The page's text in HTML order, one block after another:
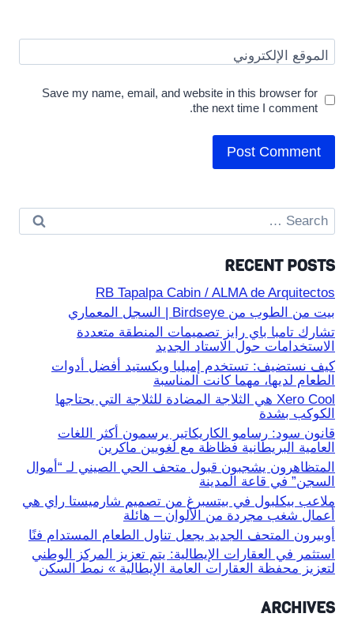
الموقع الإلكتروني
Save my name, email, and website in this browser for
the next time I comment.
Search
for:
RECENT POSTS
RB Tapalpa Cabin / ALMA de Arquitectos
بيت من الطوب من Birdseye | السجل المعماري
تشارك تامبا باي رايز تصميمات المنطقة متعددة
الاستخدامات حول الاستاد الجديد
كيف نستضيف: تستخدم إميليا ويكستيد أفضل أدوات
الطعام لديها، مهما كانت المناسبة
Xero Cool هي الثلاجة المضادة للثلاجة التي يحتاجها
الكوكب بشدة
قانون سود: رسامو الكاريكاتير يرسمون أكثر اللغات
العامية البريطانية فظاظة مع لغويين ماكرين
المتظاهرون يشجبون قبول متحف الحي الصيني لـ “أموال
السجن” في قاعة المدينة
ملاعب بيكلبول في بيتسبرغ من تصميم شارميستا راي هي
أعمال شغب مجردة من الألوان – هائلة
أوبيرون المتحف الجديد يجعل تناول الطعام المستدام فنًا
استثمر في العقارات الإيطالية: يتم تعزيز المركز الوطني
لتعزيز محفظة العقارات العامة الإيطالية » نمط السكن
ARCHIVES